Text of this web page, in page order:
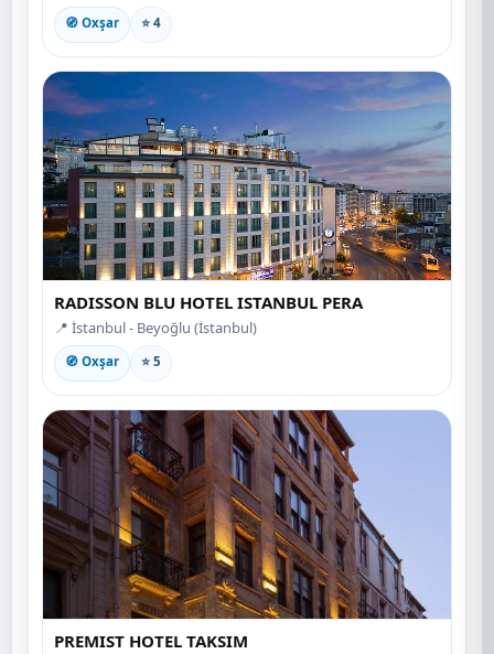
🧭 Oxşar ⭐ 4
RADISSON BLU HOTEL ISTANBUL PERA
📍 İstanbul - Beyoğlu (İstanbul)
🧭 Oxşar ⭐ 5
PREMIST HOTEL TAKSIM